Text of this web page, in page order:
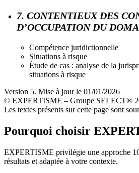
7. CONTENTIEUX DES
D’OCCUPATION DU
Compétence juridictionnelle
Situations à risque
Étude de cas : analyse de la
situations à risque
Version 5. Mise à jour le 01/01/2026
© EXPERTISME – Groupe SELECT®
Les textes présents sur cette page sont
Pourquoi choisir
EXPERTISME privilégie une approche
résultats et adaptée à votre contexte.